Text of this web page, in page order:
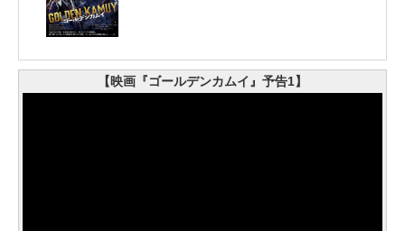
【映画『ゴールデンカムイ』予告1】